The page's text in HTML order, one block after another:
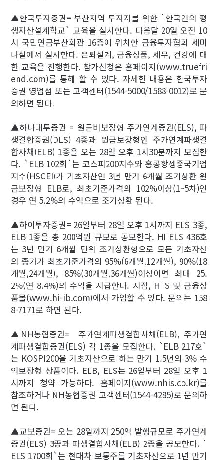
▲한국투자증권= 부산지역 투자자를 위한 `한국인의 평
생자산설계학교` 교육을 실시한다. 다음달 20일 오전 10
시 국민연금부산회관 16층에 위치한 금융투자협회 세미
나실에서 실시한다. 은퇴설계, 금융상품, 세무, 건강에 대
한 교육을 진행한다. 참가신청은 홈페이지(www.truefri
end.com)를 통해 할 수 있다. 자세한 내용은 한국투자
증권 영업점 또는 고객센터(1544-5000/1588-0012)로 문
의하면 된다.
▲하나대투증권 = 원금비보장형 주가연계증권(ELS), 파
생결합증권(DLS) 4종과 원금보장형인 주가연계파생결
합사채(ELB) 1종을 오는 28일 오후 1시30분까지 모집한
다. `ELB 102회`는 코스피200지수와 홍콩항셍중국기업
지수(HSCEI)가 기초자산인 3년 만기 6개월 조기상환 원
금보장형 ELB로, 최초기준가격의 102%이상(1~5차)인
경우 연 5.2%의 수익으로 조기상환 된다.
▲하이투자증권= 26일부터 28일 오후 1시까지 ELS 3종,
ELB 1종을 총 200억원 규모로 공모한다. HI ELS 436호
는 3년 만기 6개월 단위 조기상환형으로 모든 기초자산
의 종가가 최초기준가격의 95%(6개월,12개월), 90%(18
개월,24개월), 85%(30개월,36개월)이상이면 최대 25.
2%(연 8.4%)의 수익을 지급한다. 지점, HTS 및 금융상
품몰(www.hi-ib.com)에서 가입할 수 있다. 문의는 158
8-7171로 하면 된다.
▲NH농협증권= 주가연계파생결합사채(ELB), 주가연
계파생결합증권(ELS) 각 1종을 모집한다. `ELB 217호`
는 KOSPI200을 기초자산으로 하는 만기 1.5년의 3% 수
익보장형 상품이다. ELB, ELS는 26일부터 28일 오후 1
시까지 청약 가능하다. 홈페이지(www.nhis.co.kr)를
참조하거나 NH농협증권 고객센터(1544-4285)로 문의하
면 된다.
▲교보증권= 오는 28일까지 250억 발행규모로 주가연계
증권(ELS) 3종과 파생결합사채(ELB) 2종을 공모한다. `
ELS 1700회`는 현대차 보통주를 기초자산으로 1년 만기